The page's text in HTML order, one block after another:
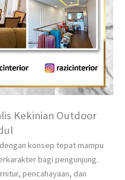
Kekinian Outdoor
konsep tepat mampu
bagi pengunjung.
pencahayaan, dan